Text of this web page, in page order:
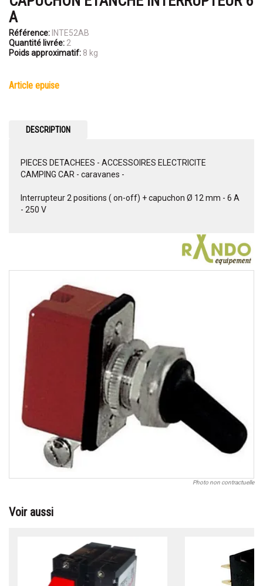
A
Référence: INTE52AB
Quantité livrée: 2
Poids approximatif: 8 kg
article epuise
DESCRIPTION
PIECES DETACHEES - ACCESSOIRES ELECTRICITE
CAMPING CAR - caravanes -
Interrupteur 2 positions ( on-off) + capuchon Ø 12 mm - 6 A
- 250 V
Photo non contractuelle
Voir aussi